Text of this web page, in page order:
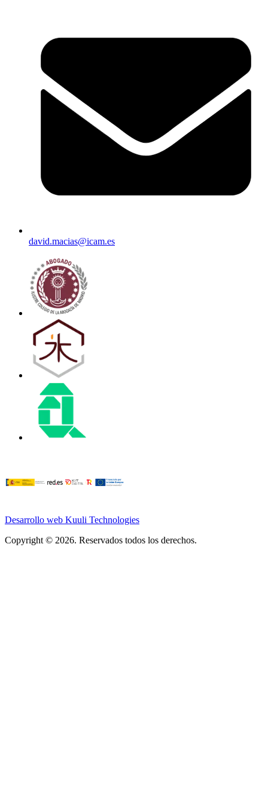
david.macias@icam.es
Desarrollo web Kuuli Technologies
Copyright © 2026. Reservados todos los derechos.